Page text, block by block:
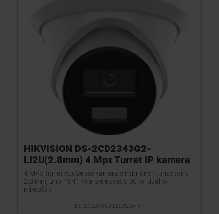
HIKVISION DS-2CD2343G2-
LI2U(2.8mm) 4 Mpx Turret IP kamera
4 MPx Turret AcuSense kamera s hybridným prísvitom,
2.8 mm, uhol 104°, IR a biele svetlo 30 m, duálny
mikrofón
DS-2CD2343G2-LI2U(2.8mm)